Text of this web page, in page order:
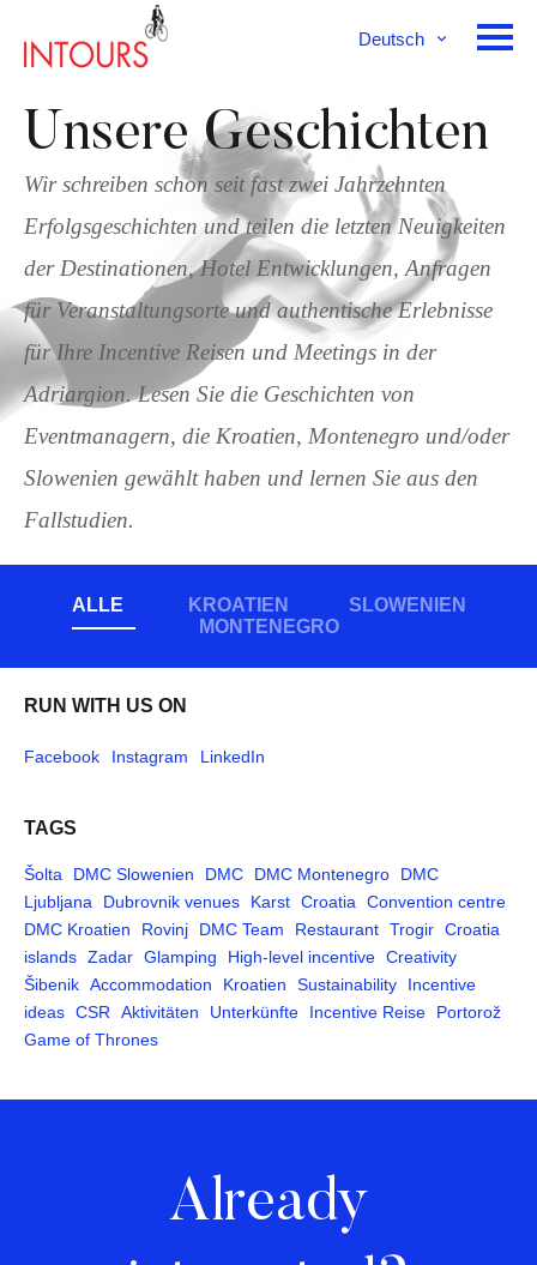
Deutsch
Unsere Geschichten
Wir schreiben schon seit fast zwei Jahrzehnten
Erfolgsgeschichten und teilen die letzten Neuigkeiten
der Destinationen, Hotel Entwicklungen, Anfragen
für Veranstaltungsorte und authentische Erlebnisse
für Ihre Incentive Reisen und Meetings in der
Adriargion. Lesen Sie die Geschichten von
Eventmanagern, die Kroatien, Montenegro und/oder
Slowenien gewählt haben und lernen Sie aus den
Fallstudien.
ALLE KROATIEN
SLOWENIEN
MONTENEGRO
RUN WITH US ON
Facebook Instagram LinkedIn
TAGS
Šolta DMC Slowenien DMC DMC Montenegro
DMC
Ljubljana
Dubrovnik venues Karst Croatia
Convention centre
DMC Kroatien
Rovinj DMC Team Restaurant Trogir Croatia
islands Zadar Glamping High-level incentive Creativity
Šibenik Accommodation Kroatien Sustainability
Incentive
ideas CSR Aktivitäten Unterkünfte Incentive Reise
Portorož
Game of Thrones
Already